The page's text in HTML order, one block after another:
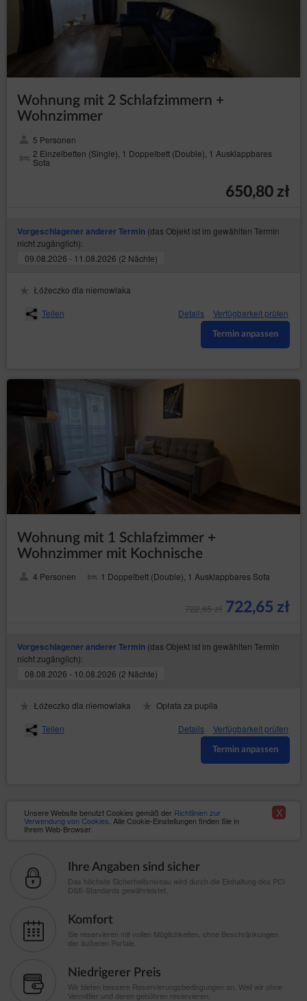
Wohnung mit 2 Schlafzimmern +
Wohnzimmer
5 Personen
2 Einzelbetten (Single), 1 Doppelbett (Double), 1 Ausklappbares
Sofa
650,80 zł
Vorgeschlagener anderer Termin (das Objekt ist im gewählten Termin
nicht zugänglich):
09.08.2026 - 11.08.2026 (2 Nächte)
Łóżeczko dla niemowlaka
Teilen
Details Verfügbarkeit prüfen
Termin anpassen
Wohnung mit 1 Schlafzimmer +
Wohnzimmer mit Kochnische
4 Personen 1 Doppelbett (Double), 1 Ausklappbares Sofa
722,65 zł 722,65 zł
Vorgeschlagener anderer Termin (das Objekt ist im gewählten Termin
nicht zugänglich):
08.08.2026 - 10.08.2026 (2 Nächte)
Łóżeczko dla niemowlaka
Opłata za pupila
Teilen
Details Verfügbarkeit prüfen
Termin anpassen
Unsere Website benutzt Cookies gemäß der Richtlinien zur
Verwendung von Cookies . Alle Cookie-Einstellungen finden Sie in
Ihrem Web-Browser.
X
Ihre Angaben sind sicher
Das höchste Sicherheitsniveau wird durch die Einhaltung des PCI
DSS-Standards gewährleistet.
Komfort
Sie reservieren mit vollen Möglichkeiten, ohne Beschränkungen
der äußeren Portale.
Niedrigerer Preis
Wir bieten bessere Reservierungsbedingungen an, Weil wir ohne
Vermittler und deren gebühren reservieren.